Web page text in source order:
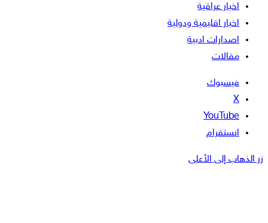
اخبار عراقية
اخبار اقليمية ودولية
اصدارات ادبية
مقالات
فيسبوك
‫X
‫YouTube
انستقرام
زر الذهاب إلى الأعلى